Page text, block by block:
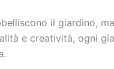
il giardino,
e creatività, ogni